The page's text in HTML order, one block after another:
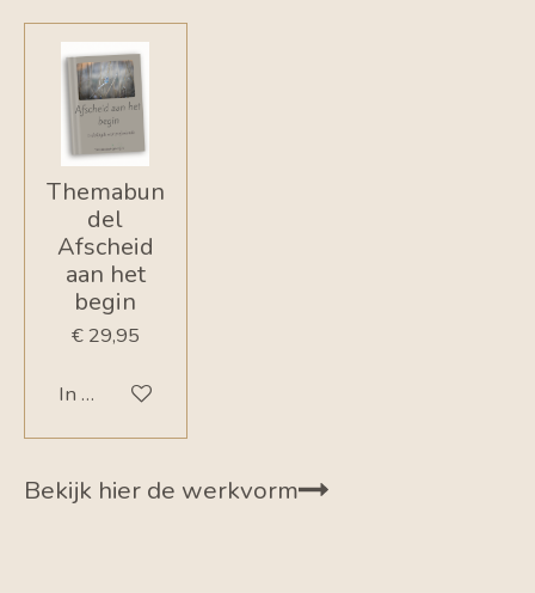
Themabun
del
Afscheid
aan het
begin
€ 29,95
In winkelwagen
Bekijk hier de werkvorm